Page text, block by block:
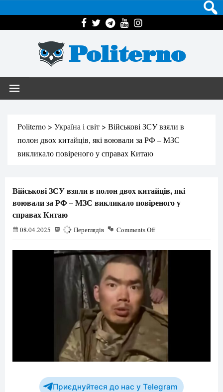
Politerno
Politerno > Україна і світ > Військові ЗСУ взяли в
полон двох китайців, які воювали за РФ – МЗС
викликало повіреного у справах Китаю
Військові ЗСУ взяли в полон двох китайців, які
воювали за РФ – МЗС викликало повіреного у
справах Китаю
08.04.2025 697 Переглядів Comments Off
Приєднуйтеся до нас у Telegram